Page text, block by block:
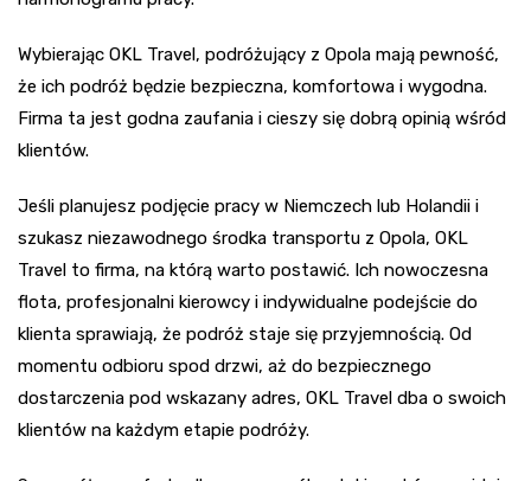
Wybierając OKL Travel, podróżujący z Opola mają pewność,
że ich podróż będzie bezpieczna, komfortowa i wygodna.
Firma ta jest godna zaufania i cieszy się dobrą opinią wśród
klientów.
Jeśli planujesz podjęcie pracy w Niemczech lub Holandii i
szukasz niezawodnego środka transportu z Opola, OKL
Travel to firma, na którą warto postawić. Ich nowoczesna
flota, profesjonalni kierowcy i indywidualne podejście do
klienta sprawiają, że podróż staje się przyjemnością. Od
momentu odbioru spod drzwi, aż do bezpiecznego
dostarczenia pod wskazany adres, OKL Travel dba o swoich
klientów na każdym etapie podróży.